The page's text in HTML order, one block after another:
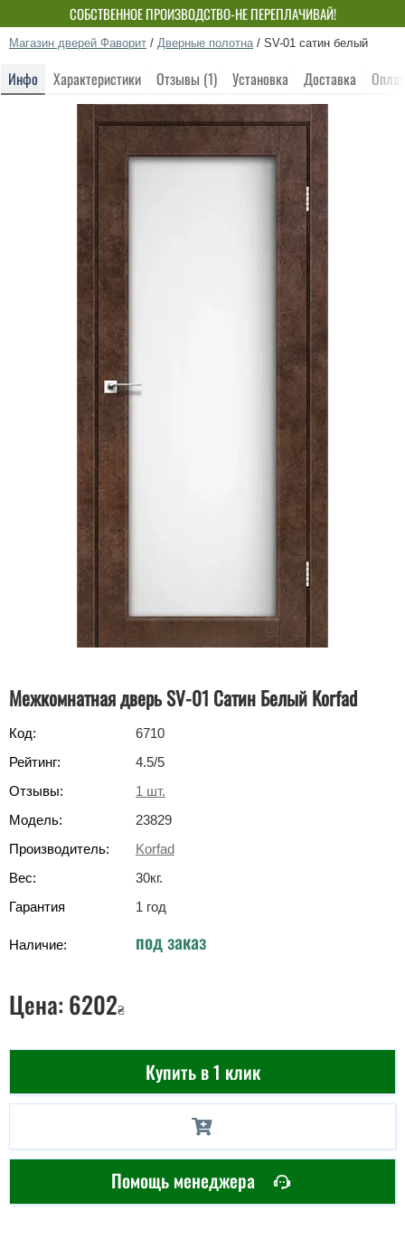
СОБСТВЕННОЕ ПРОИЗВОДСТВО-НЕ ПЕРЕПЛАЧИВАЙ!
Магазин дверей Фаворит / Дверные полотна / SV-01 сатин белый
Инфо Характеристики Отзывы (1) Установка Доставка
Межкомнатная дверь SV-01 Сатин Белый Korfad
Код:
6710
Рейтинг:
4.5/5
Отзывы:
1 шт.
Модель:
23829
Производитель:
Korfad
Вес:
30кг.
Гарантия
1 год
Наличие: под заказ
Цена: 6202₴
Купить в 1 клик
Помощь менеджера